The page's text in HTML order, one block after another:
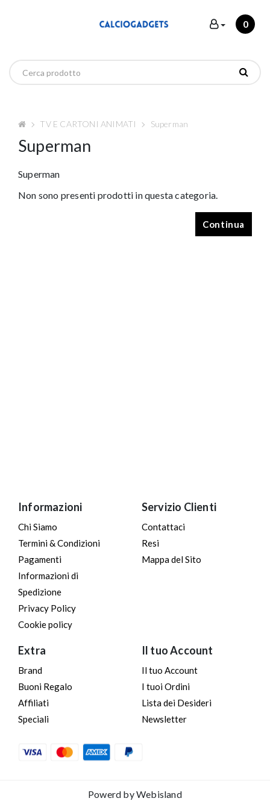
0
TV E CARTONI ANIMATI Superman
Superman
Superman
Non sono presenti prodotti in questa categoria.
Continua
Informazioni
Chi Siamo
Termini & Condizioni
Pagamenti
Informazioni di
Spedizione
Privacy Policy
Cookie policy
Servizio Clienti
Contattaci
Resi
Mappa del Sito
Extra
Brand
Buoni Regalo
Affiliati
Speciali
Il tuo Account
Il tuo Account
I tuoi Ordini
Lista dei Desideri
Newsletter
Powerd byWebisland